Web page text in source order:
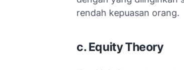
rendah kepuasan orang.
c. Equity Theory